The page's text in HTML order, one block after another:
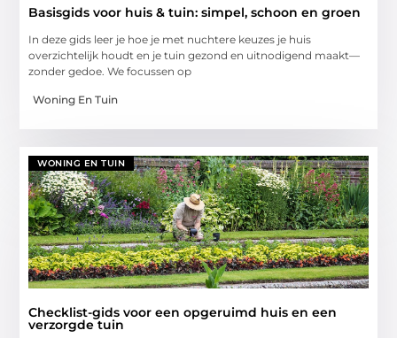
Basisgids voor huis & tuin: simpel, schoon en groen
In deze gids leer je hoe je met nuchtere keuzes je huis
overzichtelijk houdt en je tuin gezond en uitnodigend maakt—
zonder gedoe. We focussen op
Woning En Tuin
WONING EN TUIN
Checklist-gids voor een opgeruimd huis en een
verzorgde tuin